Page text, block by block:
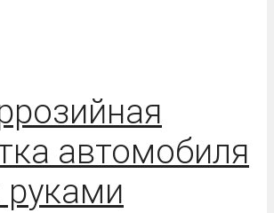
автомобиля